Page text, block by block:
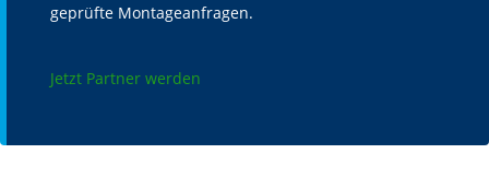
geprüfte Montageanfragen.
Jetzt Partner werden